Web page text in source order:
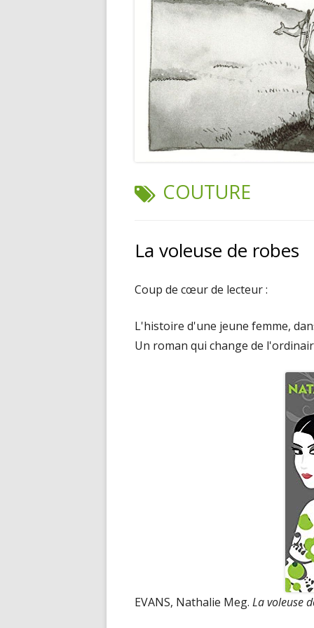
TAG:
COUTURE
La voleuse de robes
Coup de cœur de lecteur :
L'histoire d'une jeune femme,
Un roman qui change de
EVANS, Nathalie Meg. La voleuse